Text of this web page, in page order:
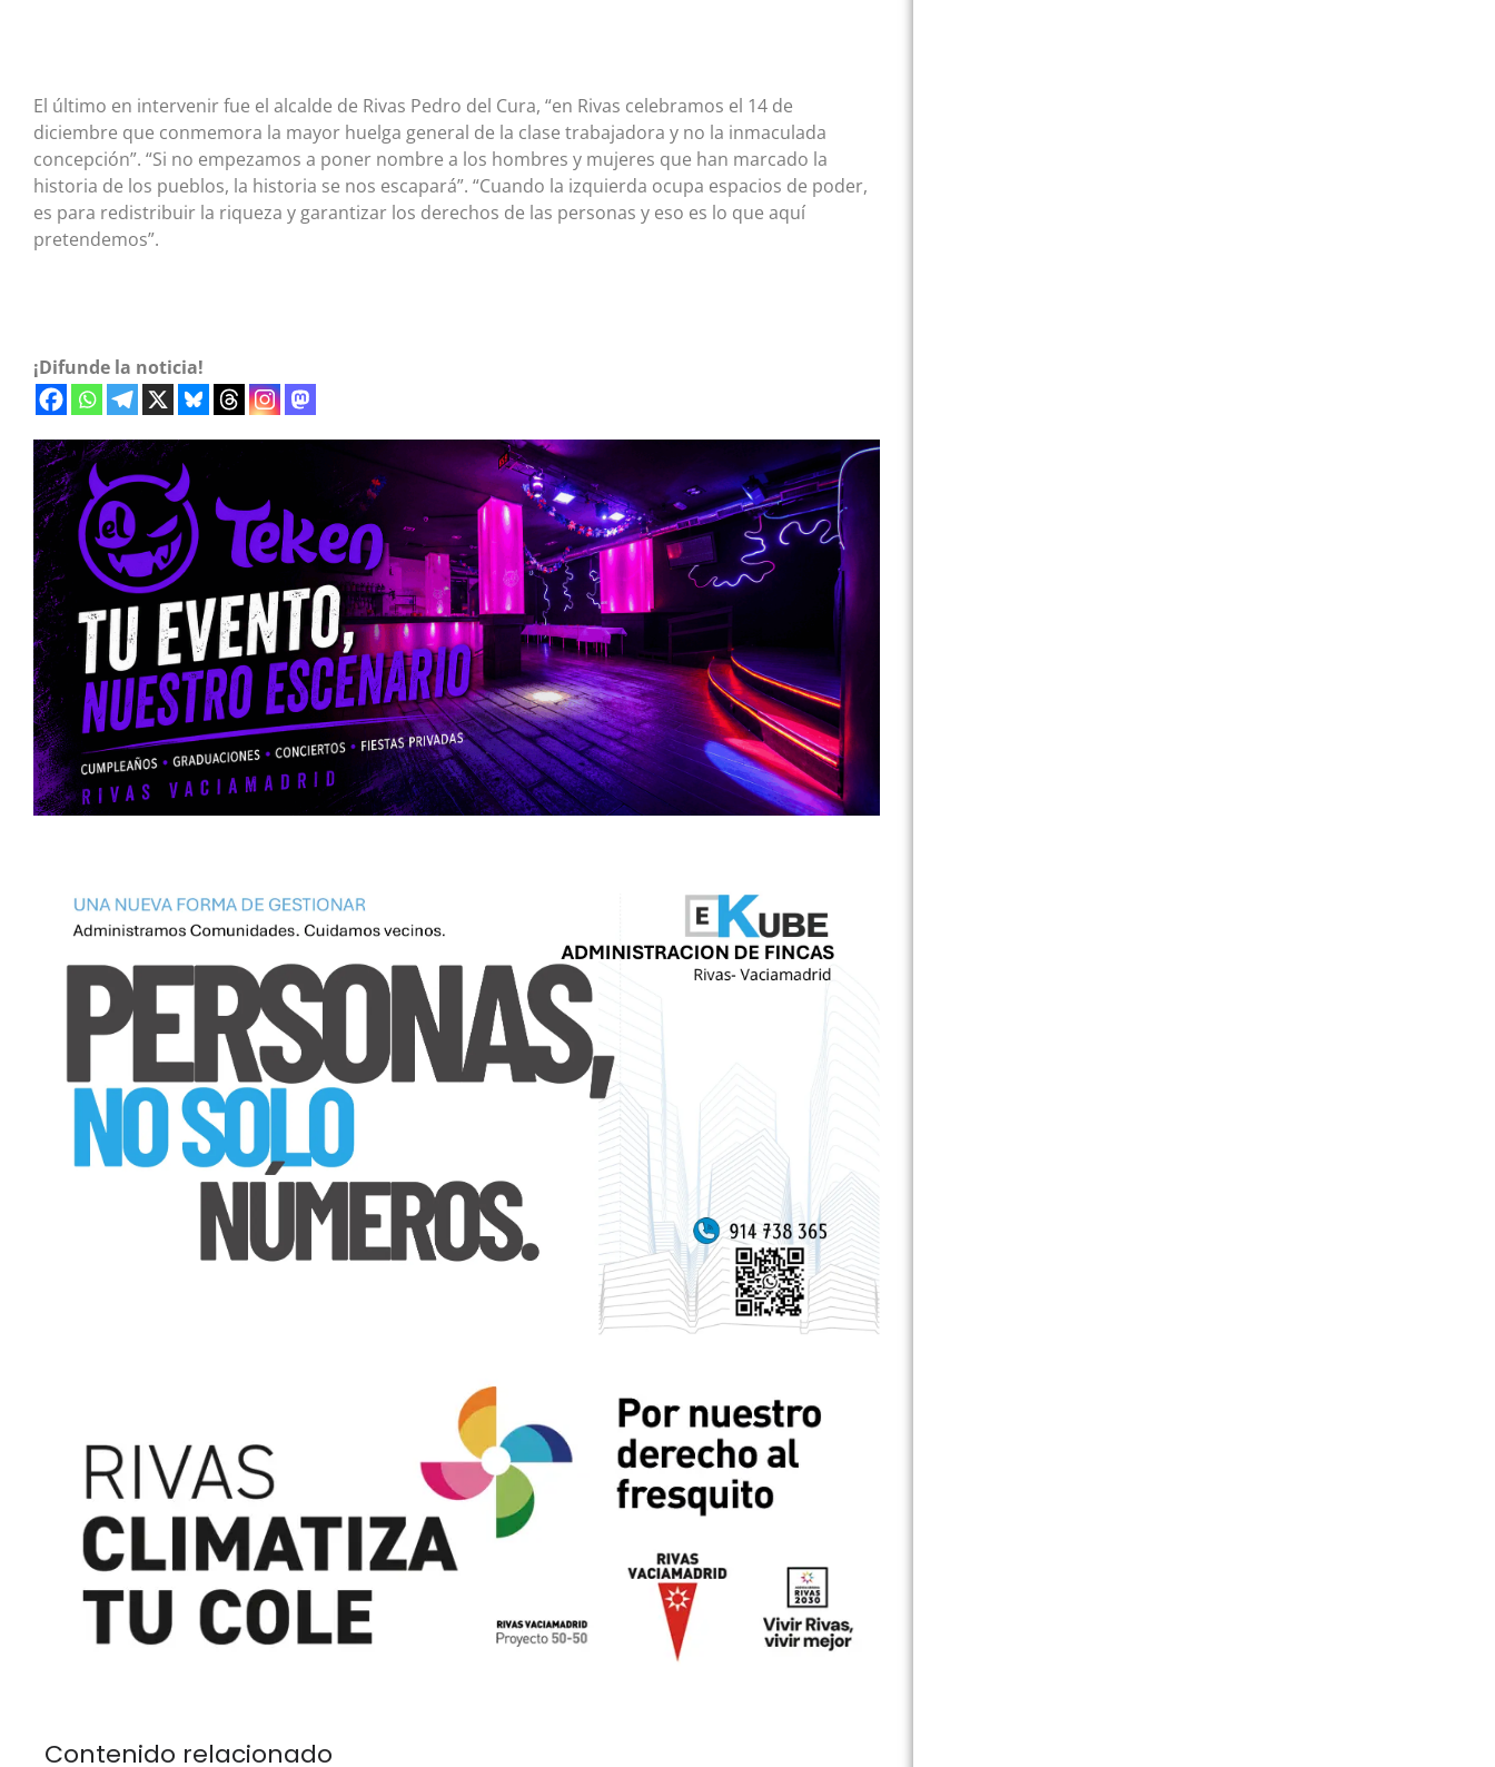
El último en intervenir fue el alcalde de Rivas Pedro del Cura, “en Rivas celebramos el 14 de
diciembre que conmemora la mayor huelga general de la clase trabajadora y no la inmaculada
concepción”. “Si no empezamos a poner nombre a los hombres y mujeres que han marcado la
historia de los pueblos, la historia se nos escapará”. “Cuando la izquierda ocupa espacios de poder,
es para redistribuir la riqueza y garantizar los derechos de las personas y eso es lo que aquí
pretendemos”.
¡Difunde la noticia!
Contenido relacionado